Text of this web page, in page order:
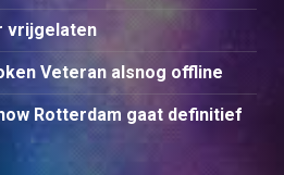
vrijgelaten
Veteran alsnog offline
Rotterdam gaat definitief